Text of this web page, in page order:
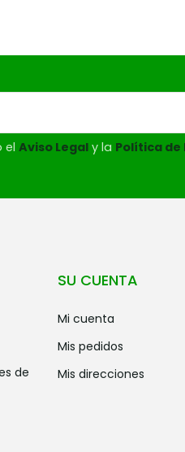
el Aviso Legal y la Política de
SU CUENTA
mi cuenta
mis pedidos
mis direcciones